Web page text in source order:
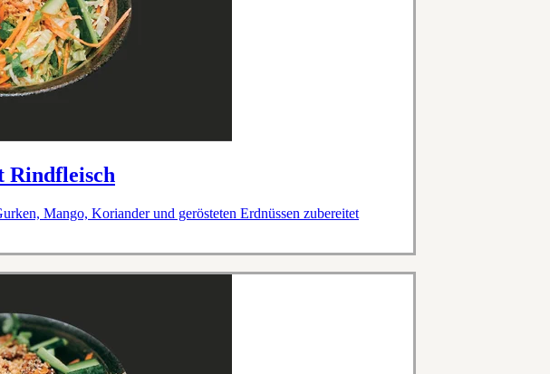
Rindfleisch
Mango, Koriander und gerösteten Erdnüssen zubereitet